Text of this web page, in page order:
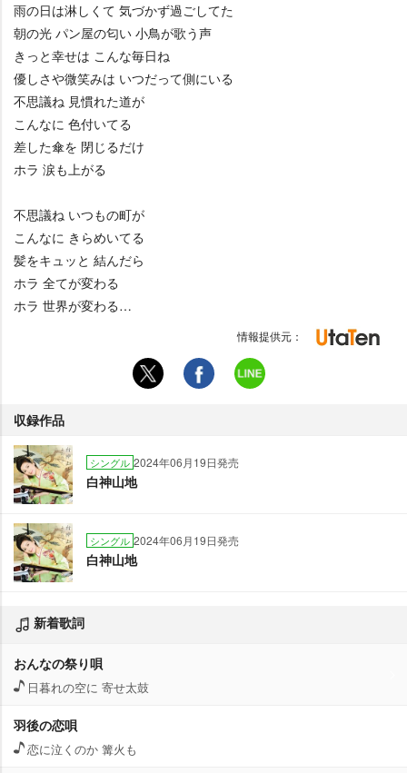
雨の日は淋しくて 気づかず過ごしてた
朝の光 パン屋の匂い 小鳥が歌う声
きっと幸せは こんな毎日ね
優しさや微笑みは いつだって側にいる
不思議ね 見慣れた道が
こんなに 色付いてる
差した傘を 閉じるだけ
ホラ 涙も上がる
不思議ね いつもの町が
こんなに きらめいてる
髪をキュッと 結んだら
ホラ 全てが変わる
ホラ 世界が変わる…
情報提供元：
収録作品
シングル 2024年06月19日発売
白神山地
シングル 2024年06月19日発売
白神山地
新着歌詞
おんなの祭り唄
日暮れの空に 寄せ太鼓
羽後の恋唄
恋に泣くのか 篝火も